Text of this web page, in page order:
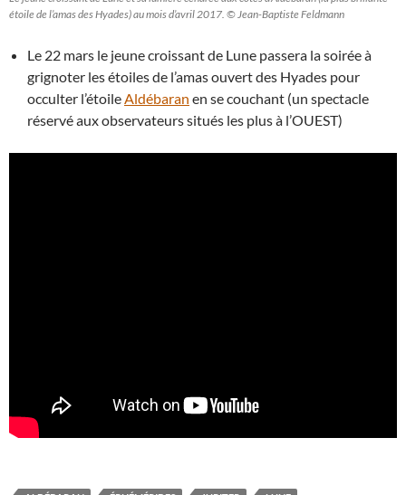
étoile de l’amas des Hyades) au mois d’avril 2017. © Jean-Baptiste Feldmann
Le 22 mars le jeune croissant de Lune passera la soirée à
grignoter les étoiles de l’amas ouvert des Hyades pour
occulter l’étoileAldébaran en se couchant (un spectacle
réservé aux observateurs situés les plus à l’OUEST)